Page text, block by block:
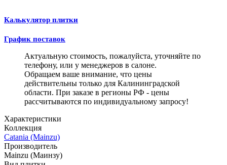
Калькулятор плитки
График поставок
Актуальную стоимость, пожалуйста, уточняйте по
телефону, или у менеджеров в салоне.
Обращаем ваше внимание, что цены
действительны только для Калининградской
области. При заказе в регионы РФ - цены
рассчитываются по индивидуальному запросу!
Характеристики
Коллекция
Catania (Mainzu)
Производитель
Mainzu (Маинзу)